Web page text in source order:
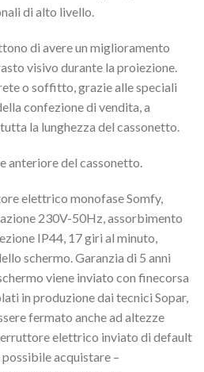
di alto livello.
di avere un miglioramento
visivo durante la proiezione.
o soffitto, grazie alle speciali
confezione di vendita, a
la lunghezza del cassonetto.
anteriore del cassonetto.
elettrico monofase Somfy,
230V-50Hz, assorbimento
IP44, 17 giri al minuto,
schermo. Garanzia di 5 anni
viene inviato con finecorsa
in produzione dai tecnici Sopar,
fermato anche ad altezze
elettrico inviato di default
possibile acquistare –